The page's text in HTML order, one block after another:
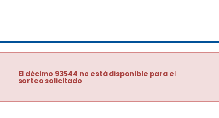
El décimo 93544 no está disponible para el
sorteo solicitado